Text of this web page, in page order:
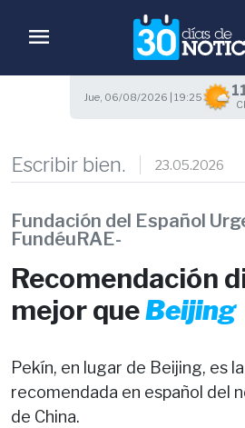
menu
Jue, 06/08/2026 | 19:25
Escribir bien. 23.05.2026
Fundación del Español
FundéuRAE-
Recomendación
mejor queBeijing
Pekín, en lugar de Beijing, es
recomendada en español del
de China.